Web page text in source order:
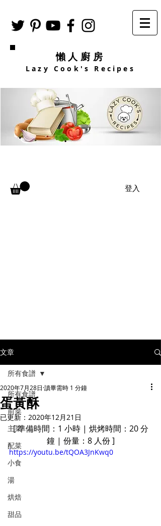
懶人廚房
Lazy Cook's Recipes
登入
文章
所有食譜
前菜
主菜
配菜
小食
湯
烘焙
甜品
所有食譜
蛋黃酥
2020年7月28日 讀畢需時 1 分鐘
已更新： 2020年12月21日
[ 準備時間：1 小時 | 烘烤時間：20 分
鐘 | 份量：8 人份 ]
https://youtu.be/tQOA3JnKwq0